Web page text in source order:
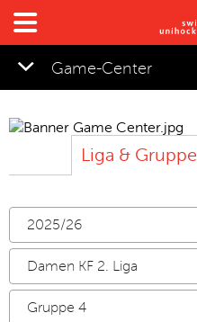

Game-Center
Liga & Gruppe